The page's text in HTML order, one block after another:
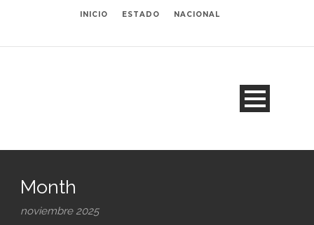
INICIO ESTADO NACIONAL
Month
noviembre 2025